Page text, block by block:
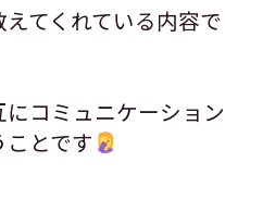
てくれている内容で
にコミュニケーション
とです